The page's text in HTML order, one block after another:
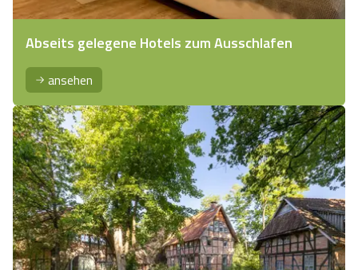
Abseits gelegene Hotels zum Ausschlafen
ansehen